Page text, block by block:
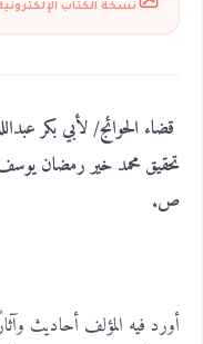
نسخة الكتاب
ص.
أورد فيه المؤلف أحاديث